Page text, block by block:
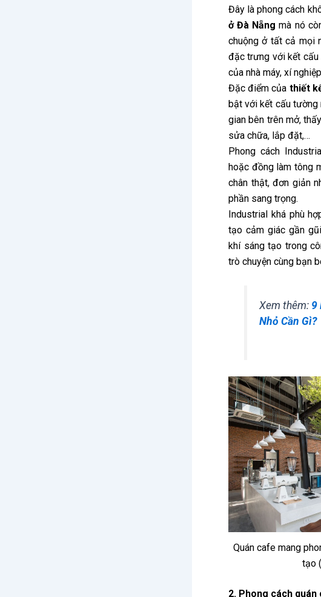
Đây là phong cách
ở Đà Nẵng mà nó
chuộng ở tất cả mọi
đặc trưng với kết cấu
của nhà máy, xí
Đặc điểm của thiết
bật với kết cấu tường
gian bên trên mở,
sửa chữa, lắp đặt,…
Phong cách
hoặc đồng làm tông
chân thật, đơn giản
phần sang trọng.
Industrial khá phù
tạo cảm giác gần
khí sáng tạo trong
trò chuyện cùng bạn
Xem thêm: 9
Nhỏ Cần Gì?
Quán cafe mang
tạo
2. Phong cách